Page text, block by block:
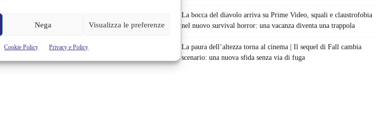
Nega Visualizza le preferenze
Cookie Policy Privacy e Policy
La bocca del diavolo arriva su Prime Video, squali e claustrofobia
nel nuovo survival horror: una vacanza diventa una trappola
La paura dell’altezza torna al cinema | Il sequel di Fall cambia
scenario: una nuova sfida senza via di fuga